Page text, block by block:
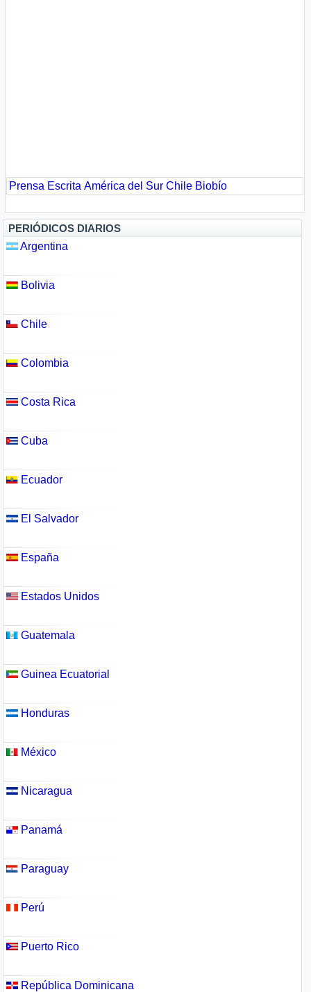
Prensa Escrita América del Sur Chile Biobío
PERIÓDICOS DIARIOS
Argentina
Bolivia
Chile
Colombia
Costa Rica
Cuba
Ecuador
El Salvador
España
Estados Unidos
Guatemala
Guinea Ecuatorial
Honduras
México
Nicaragua
Panamá
Paraguay
Perú
Puerto Rico
República Dominicana